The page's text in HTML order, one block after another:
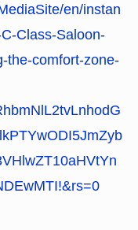
en/instan
Class-Saloon-
the-comfort-zone-